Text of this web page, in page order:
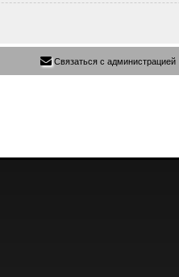
Связаться с администрацией